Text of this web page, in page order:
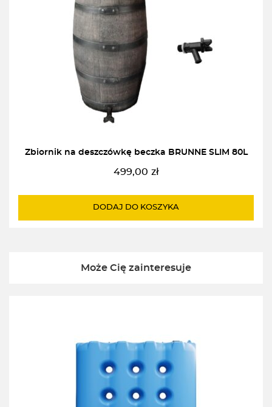
Zbiornik na deszczówkę beczka BRUNNE SLIM 80L
499,00 zł
DODAJ DO KOSZYKA
Może Cię zainteresuje